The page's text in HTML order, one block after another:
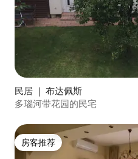
民居 ｜ 布达佩斯
多瑙河带花园的民宅
房客推荐
房客推荐